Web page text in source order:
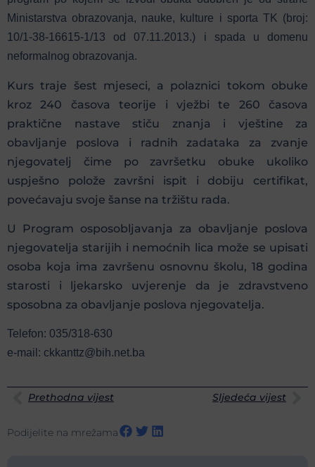
Ministarstva obrazovanja, nauke, kulture i sporta TK (broj:
10/1-38-16615-1/13 od 07.11.2013.) i spada u domenu
neformalnog obrazovanja.
Kurs traje šest mjeseci, a polaznici tokom obuke
kroz 240 časova teorije i vježbi te 260 časova
praktične nastave stiču znanja i vještine za
obavljanje poslova i radnih zadataka za zvanje
njegovatelj čime po završetku obuke ukoliko
uspješno polože završni ispit i dobiju certifikat,
povećavaju svoje šanse na tržištu rada.
U Program osposobljavanja za obavljanje poslova
njegovatelja starijih i nemoćnih lica može se upisati
osoba koja ima završenu osnovnu školu, 18 godina
starosti i ljekarsko uvjerenje da je zdravstveno
sposobna za obavljanje poslova njegovatelja.
Telefon: 035/318-630
e-mail: ckkanttz@bih.net.ba
Prethodna vijest Sljedeća vijest
Podijelite na mrežama